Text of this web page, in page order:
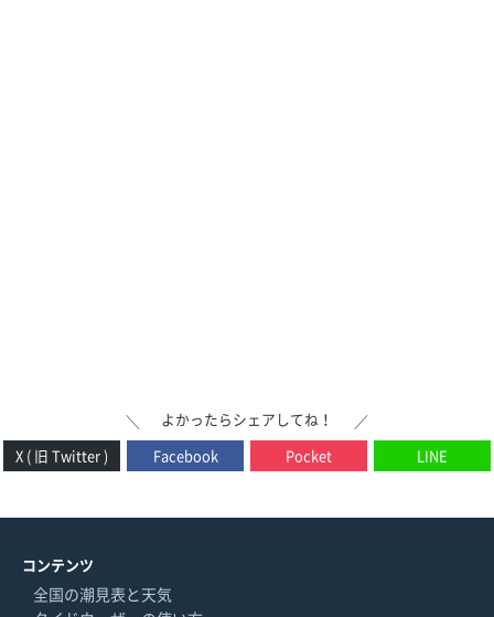
＼ よかったらシェアしてね！
／
X ( 旧 Twitter )
Facebook Pocket LINE
コンテンツ
全国の潮見表と天気